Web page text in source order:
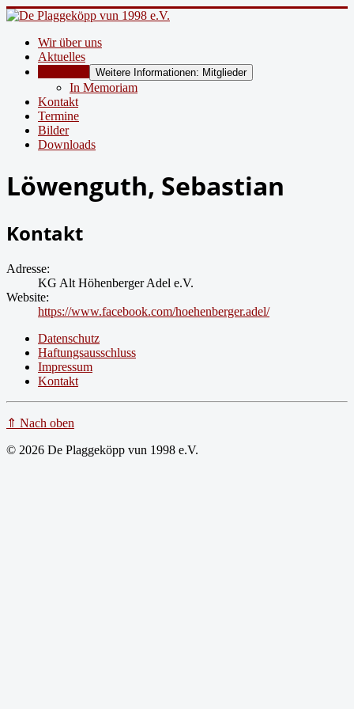
Wir über uns
Aktuelles
Weitere Informationen: Mitglieder
In Memoriam
Kontakt
Termine
Bilder
Downloads
Löwenguth, Sebastian
Kontakt
Adresse:
KG Alt Höhenberger Adel e.V.
Website:
https://www.facebook.com/hoehenberger.adel/
Datenschutz
Haftungsausschluss
Impressum
Kontakt
⇑ Nach oben
© 2026 De Plaggeköpp vun 1998 e.V.